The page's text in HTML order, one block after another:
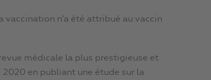
vaccination n’a été attribué au vaccin
médicale la plus prestigieuse et
2020 en publiant une étude sur la